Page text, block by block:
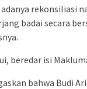
rekonsiliasi
badai secara
beredar isi
bahwa Budi